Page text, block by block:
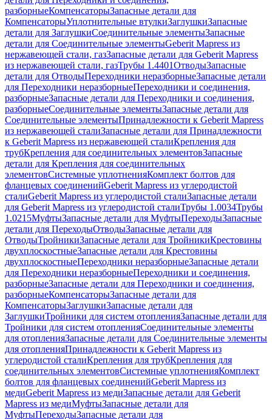
разборныеКомпенсаторыЗапасные детали для
КомпенсаторыУплотнительные втулкиЗаглушкиЗапасные
детали для ЗаглушкиСоединительные элементыЗапасные
детали для Соединительные элементыGeberit Mapress из
нержавеющей стали, газЗапасные детали для Geberit Mapress
из нержавеющей стали, газТрубы 1.4401ОтводыЗапасные
детали для ОтводыПереходники неразборныеЗапасные детали
для Переходники неразборныеПереходники и соединения,
разборныеЗапасные детали для Переходники и соединения,
разборныеСоединительные элементыЗапасные детали для
Соединительные элементыПринадлежности к Geberit Mapress
из нержавеющей сталиЗапасные детали для Принадлежности
к Geberit Mapress из нержавеющей сталиКрепления для
трубКрепления для соединительных элементовЗапасные
детали для Крепления для соединительных
элементовСистемные уплотненияКомплект болтов для
фланцевых соединенийGeberit Mapress из углеродистой
сталиGeberit Mapress из углеродистой сталиЗапасные детали
для Geberit Mapress из углеродистой сталиТрубы 1.0034Трубы
1.0215МуфтыЗапасные детали для МуфтыПереходыЗапасные
детали для ПереходыОтводыЗапасные детали для
ОтводыТройникиЗапасные детали для ТройникиКрестовины
двухплоскостныеЗапасные детали для Крестовины
двухплоскостныеПереходники неразборныеЗапасные детали
для Переходники неразборныеПереходники и соединения,
разборныеЗапасные детали для Переходники и соединения,
разборныеКомпенсаторыЗапасные детали для
КомпенсаторыЗаглушкиЗапасные детали для
ЗаглушкиТройники для систем отопленияЗапасные детали для
Тройники для систем отопленияСоединительные элементы
для отопленияЗапасные детали для Соединительные элементы
для отопленияПринадлежности к Geberit Mapress из
углеродистой сталиКрепления для трубКрепления для
соединительных элементовСистемные уплотненияКомплект
болтов для фланцевых соединенийGeberit Mapress из
медиGeberit Mapress из медиЗапасные детали для Geberit
Mapress из медиМуфтыЗапасные детали для
МуфтыПереходыЗапасные детали для